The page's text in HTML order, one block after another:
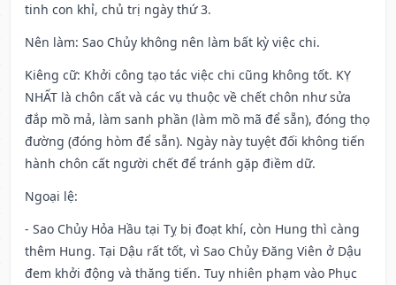
tinh con khỉ, chủ trị ngày thứ 3.
Nên làm: Sao Chủy không nên làm bất kỳ việc chi.
Kiêng cữ: Khởi công tạo tác việc chi cũng không tốt. KỴ
NHẤT là chôn cất và các vụ thuộc về chết chôn như sửa
đắp mồ mả, làm sanh phần (làm mồ mã để sẵn), đóng thọ
đường (đóng hòm để sẵn). Ngày này tuyệt đối không tiến
hành chôn cất người chết để tránh gặp điềm dữ.
Ngoại lệ:
- Sao Chủy Hỏa Hầu tại Tỵ bị đoạt khí, còn Hung thì càng
thêm Hung. Tại Dậu rất tốt, vì Sao Chủy Đăng Viên ở Dậu
đem khởi động và thăng tiến. Tuy nhiên phạm vào Phục